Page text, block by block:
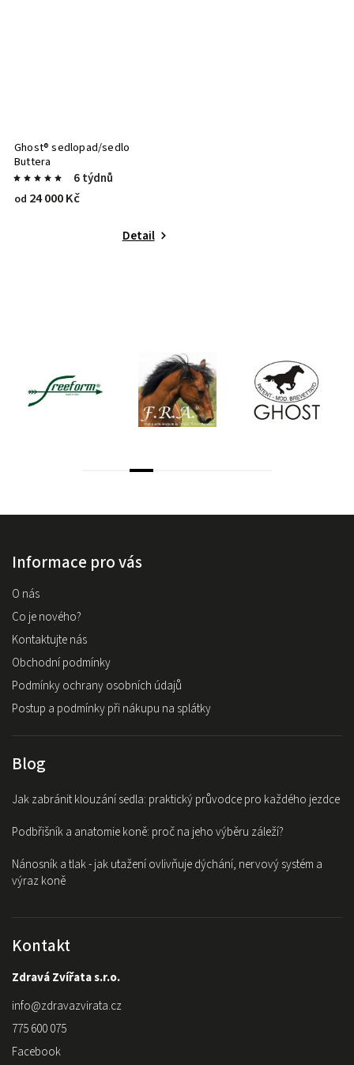
Ghost® sedlopad/sedlo
Buttera
6 týdnů
od 24 000 Kč
Detail
Informace pro vás
O nás
Co je nového?
Kontaktujte nás
Obchodní podmínky
Podmínky ochrany osobních údajů
Postup a podmínky při nákupu na splátky
Blog
Jak zabránit klouzání sedla: praktický průvodce pro každého jezdce
Podbřišník a anatomie koně: proč na jeho výběru záleží?
Nánosník a tlak - jak utažení ovlivňuje dýchání, nervový systém a
výraz koně
Kontakt
Zdravá Zvířata s.r.o.
info@zdravazvirata.cz
775 600 075
Facebook